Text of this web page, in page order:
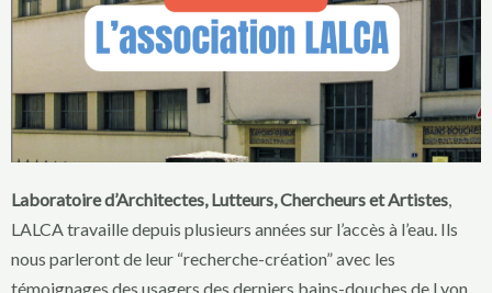
Laboratoire d’Architectes, Lutteurs, Chercheurs et Artistes,
LALCA travaille depuis plusieurs années sur l’accès à l’eau. Ils
nous parleront de leur “recherche-création” avec les
témoignages des usagers des derniers bains-douches de Lyon